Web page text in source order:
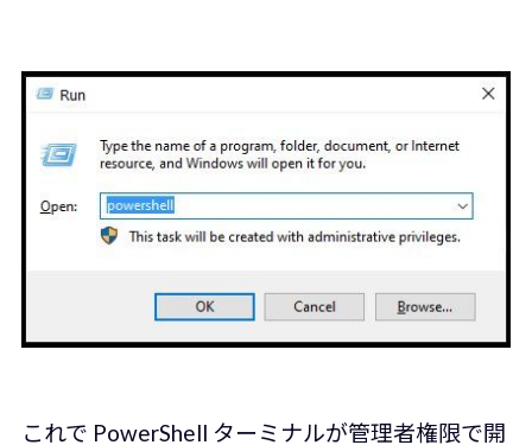
これで PowerShell ターミナルが管理者権限で開